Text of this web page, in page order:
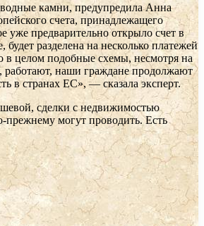
камни, предупредила Анна
счета, принадлежащего
уже предварительно открыло счет в
будет разделена на несколько платежей
в целом подобные схемы, несмотря на
работают, наши граждане продолжают
в странах ЕС», — сказала эксперт.
сделки с недвижимостью
прежнему могут проводить. Есть